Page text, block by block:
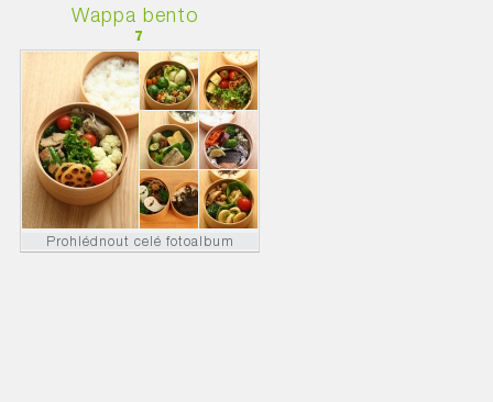
Wappa bento
7
Prohlédnout celé fotoalbum